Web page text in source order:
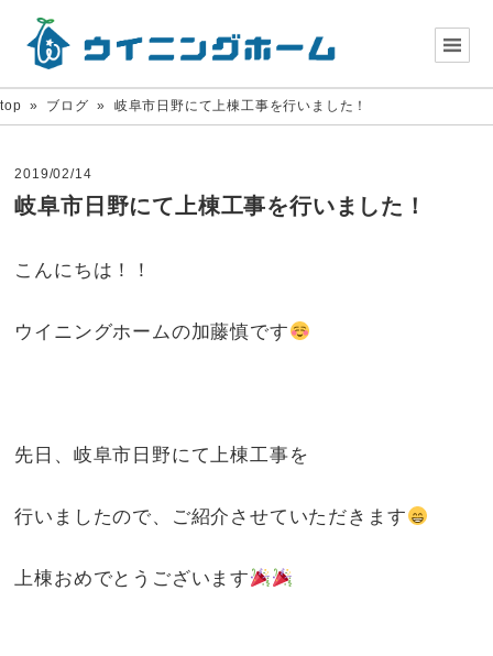
top » ブログ » 岐阜市日野にて上棟工事を行いました！
2019/02/14
岐阜市日野にて上棟工事を行いました！
こんにちは！！
ウイニングホームの加藤慎です
先日、岐阜市日野にて上棟工事を
行いましたので、ご紹介させていただきます
上棟おめでとうございます